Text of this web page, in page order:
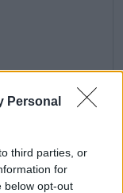
Personal
third parties, or
for
below opt-out